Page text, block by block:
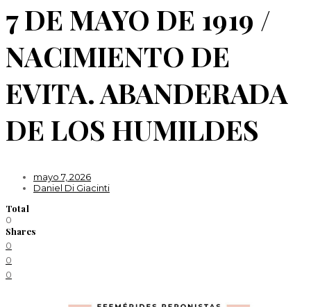
7 DE MAYO DE 1919 /
NACIMIENTO DE
EVITA. ABANDERADA
DE LOS HUMILDES
mayo 7, 2026
Daniel Di Giacinti
Total
0
Shares
0
0
0